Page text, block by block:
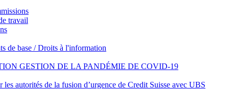
travail
de base / Droits à l'information
GESTION DE LA PANDÉMIE DE COVID-19
les autorités de la fusion d’urgence de Credit Suisse avec UBS